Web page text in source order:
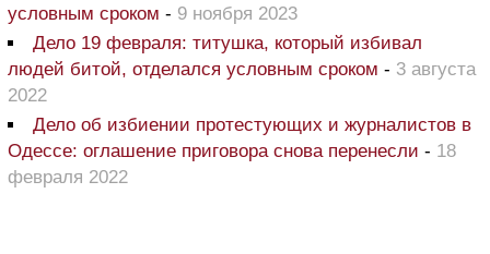
условным сроком - 9 ноября 2023
Дело 19 февраля: титушка, который избивал
людей битой, отделался условным сроком - 3 августа
2022
Дело об избиении протестующих и журналистов в
Одессе: оглашение приговора снова перенесли - 18
февраля 2022